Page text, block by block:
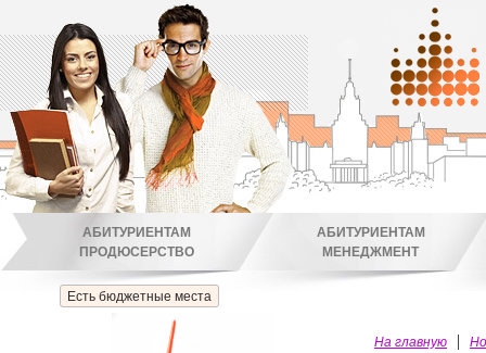
Есть бюджетные места
АБИТУРИЕНТАМ
ПРОДЮСЕРСТВО
АБИТУРИЕНТАМ
МЕНЕДЖМЕНТ
На главную